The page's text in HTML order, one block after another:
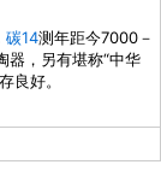
碳14测年距今7000－
器，另有堪称“中华
良好。